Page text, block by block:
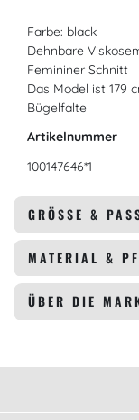
Farbe: black
Dehnbare
Femininer Schnitt
Das Model ist 179
Bügelfalte
Artikelnummer
100147646*1
GRÖSSE &
MATERIAL &
ÜBER DIE